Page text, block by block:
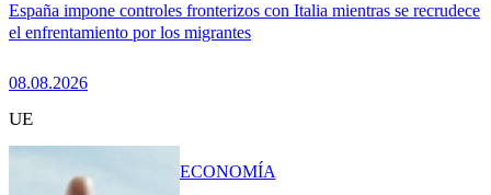
España impone controles fronterizos con Italia mientras se recrudece
el enfrentamiento por los migrantes
08.08.2026
UE
ECONOMÍA